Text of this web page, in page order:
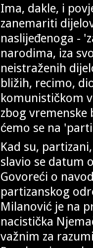
Ima, dakle, i
zanemariti
naslijeđenoga -
narodima, iza
neistraženih
bližih, recimo,
komunističkom
zbog vremenske
ćemo se na
Kad su,
slavio se datum
Govoreći o
partizanskog
Milanović je na
nacistička
važnim za